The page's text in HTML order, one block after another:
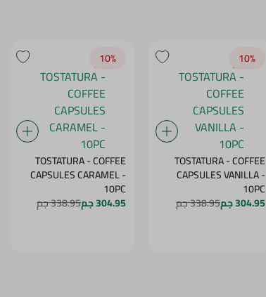
10‎%‎
TOSTATURA - COFFEE
CAPSULES VANILLA -
10PC
304.95 جم 338.95 جم
10‎%‎
TOSTATURA - COFFEE
CAPSULES CARAMEL -
10PC
304.95 جم 338.95 جم